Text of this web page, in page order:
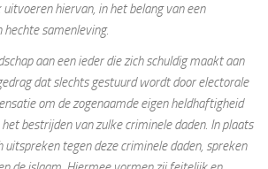
hiervan, in het belang van een
hechte samenleving.
aan een ieder die zich schuldig maakt aan
dat slechts gestuurd wordt door electorale
om de zogenaamde eigen heldhaftigheid
bestrijden van zulke criminele daden. In plaats
uitspreken tegen deze criminele daden, spreken